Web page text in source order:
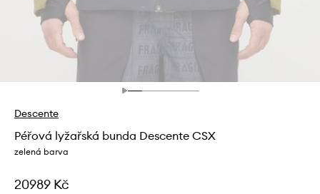
Descente
Péřová lyžařská bunda Descente CSX
zelená barva
20989 Kč